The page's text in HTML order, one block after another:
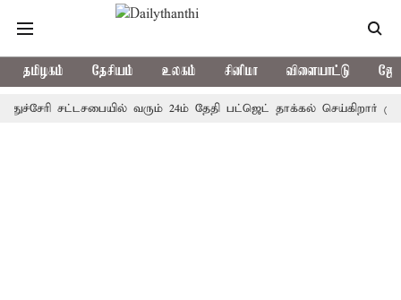
தமிழகம் தேசியம் உலகம் சினிமா விளையாட்டு
சட்டசபையில் வரும் 24ம் தேதி பட்ஜெட் தாக்கல் செய்கிறார் முதல்-